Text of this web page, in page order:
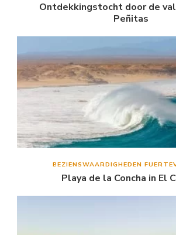
Ontdekkingstocht door de
Peñitas
BEZIENSWAARDIGHEDEN
Playa de la Concha in El